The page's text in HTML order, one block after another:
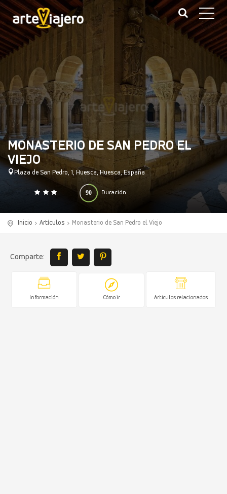
MONASTERIO DE SAN PEDRO EL
VIEJO
Plaza de San Pedro, 1, Huesca, Huesca, España
Duración
90
0 140
Inicio Artículos Monasterio de San Pedro el Viejo
Comparte:
Información Cómo ir Artículos relacionados